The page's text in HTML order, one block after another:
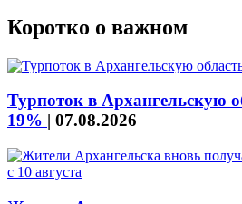
Коротко о важном
Турпоток в Архангельскую
19% | 07.08.2026